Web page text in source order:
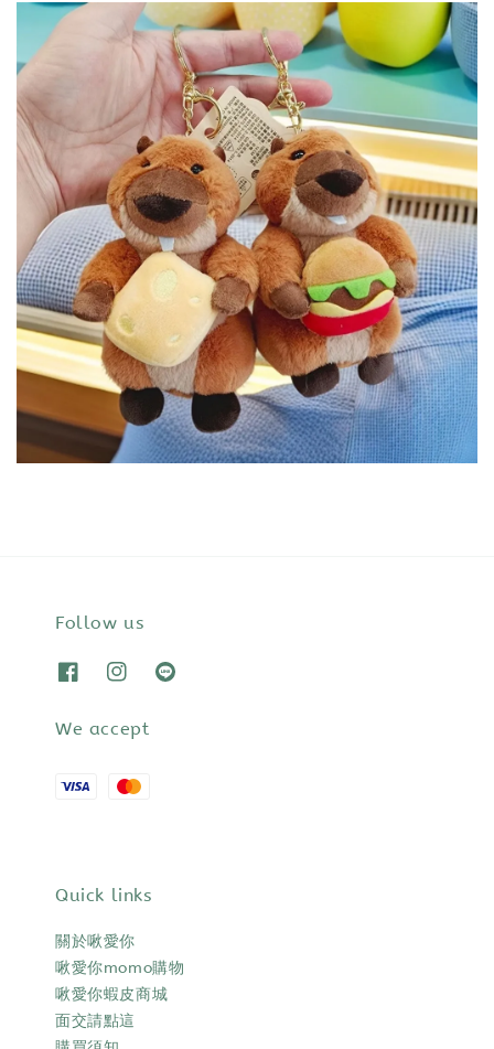
Follow us
We accept
Quick links
關於啾愛你
啾愛你momo購物
啾愛你蝦皮商城
面交請點這